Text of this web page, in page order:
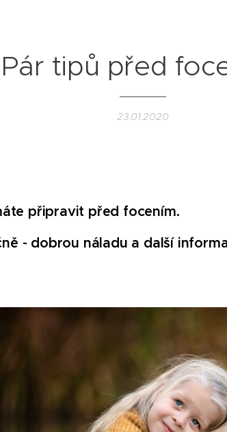
Pár tipů před
23.01.2020
připravit před focením.
- dobrou náladu a další